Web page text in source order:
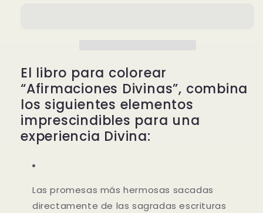
y
Niños
-
Soft
Cover
-
Regular
y
-
Soft
Cover
-
Regular
El libro para colorear
“Afirmaciones Divinas”, combina
los siguientes elementos
imprescindibles para una
experiencia Divina:
Las promesas más hermosas sacadas
directamente de las sagradas escrituras